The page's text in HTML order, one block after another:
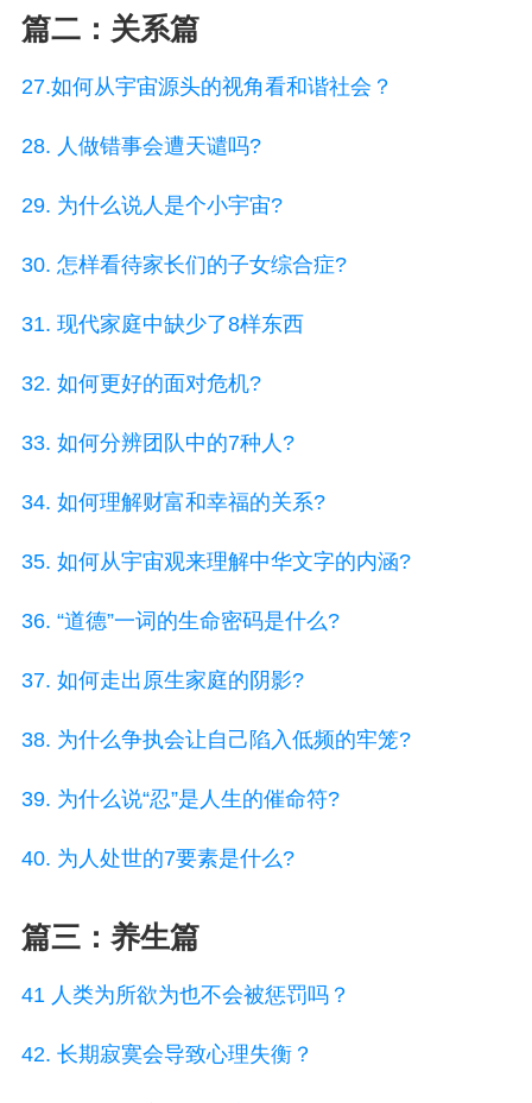
篇二：关系篇
27.如何从宇宙源头的视角看和谐社会？
28. 人做错事会遭天谴吗?
29. 为什么说人是个小宇宙?
30. 怎样看待家长们的子女综合症?
31. 现代家庭中缺少了8样东西
32. 如何更好的面对危机?
33. 如何分辨团队中的7种人?
34. 如何理解财富和幸福的关系?
35. 如何从宇宙观来理解中华文字的内涵?
36. “道德”一词的生命密码是什么?
37. 如何走出原生家庭的阴影?
38. 为什么争执会让自己陷入低频的牢笼?
39. 为什么说“忍”是人生的催命符?
40. 为人处世的7要素是什么?
篇三：养生篇
41 人类为所欲为也不会被惩罚吗？
42. 长期寂寞会导致心理失衡？